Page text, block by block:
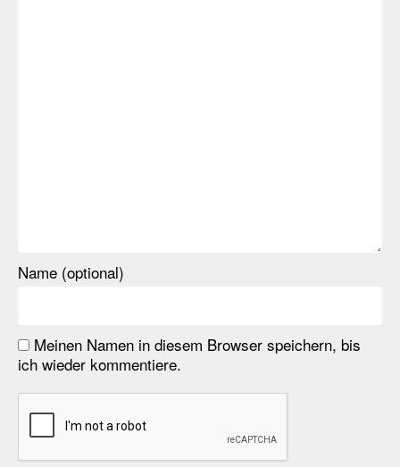
Name (optional)
Meinen Namen in diesem Browser speichern, bis
ich wieder kommentiere.